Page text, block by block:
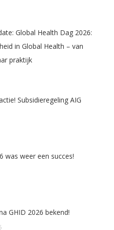
Global Health Dag 2026:
in Global Health – van
praktijk
Subsidieregeling AIG
was weer een succes!
GHID 2026 bekend!